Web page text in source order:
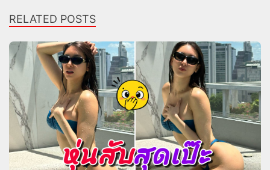
RELATED POSTS